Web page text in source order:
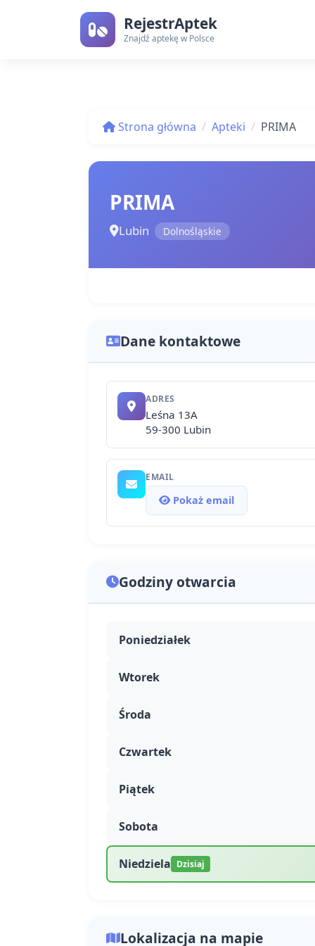
RejestrAptek
Znajdź aptekę w Polsce
Strona główna Apteki PRIMA
PRIMA
Lubin Dolnośląskie
Dane kontaktowe
ADRES
Leśna 13A
59-300 Lubin
EMAIL
Pokaż email
Godziny otwarcia
Poniedziałek
Wtorek
Środa
Czwartek
Piątek
Sobota
Niedziela Dzisiaj
Lokalizacja na mapie